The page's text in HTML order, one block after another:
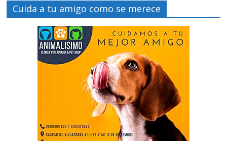
Cuida a tu amigo como se merece